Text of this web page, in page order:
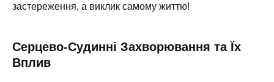
застереження, а виклик самому життю!
Серцево-Судинні Захворювання та Їх
Вплив